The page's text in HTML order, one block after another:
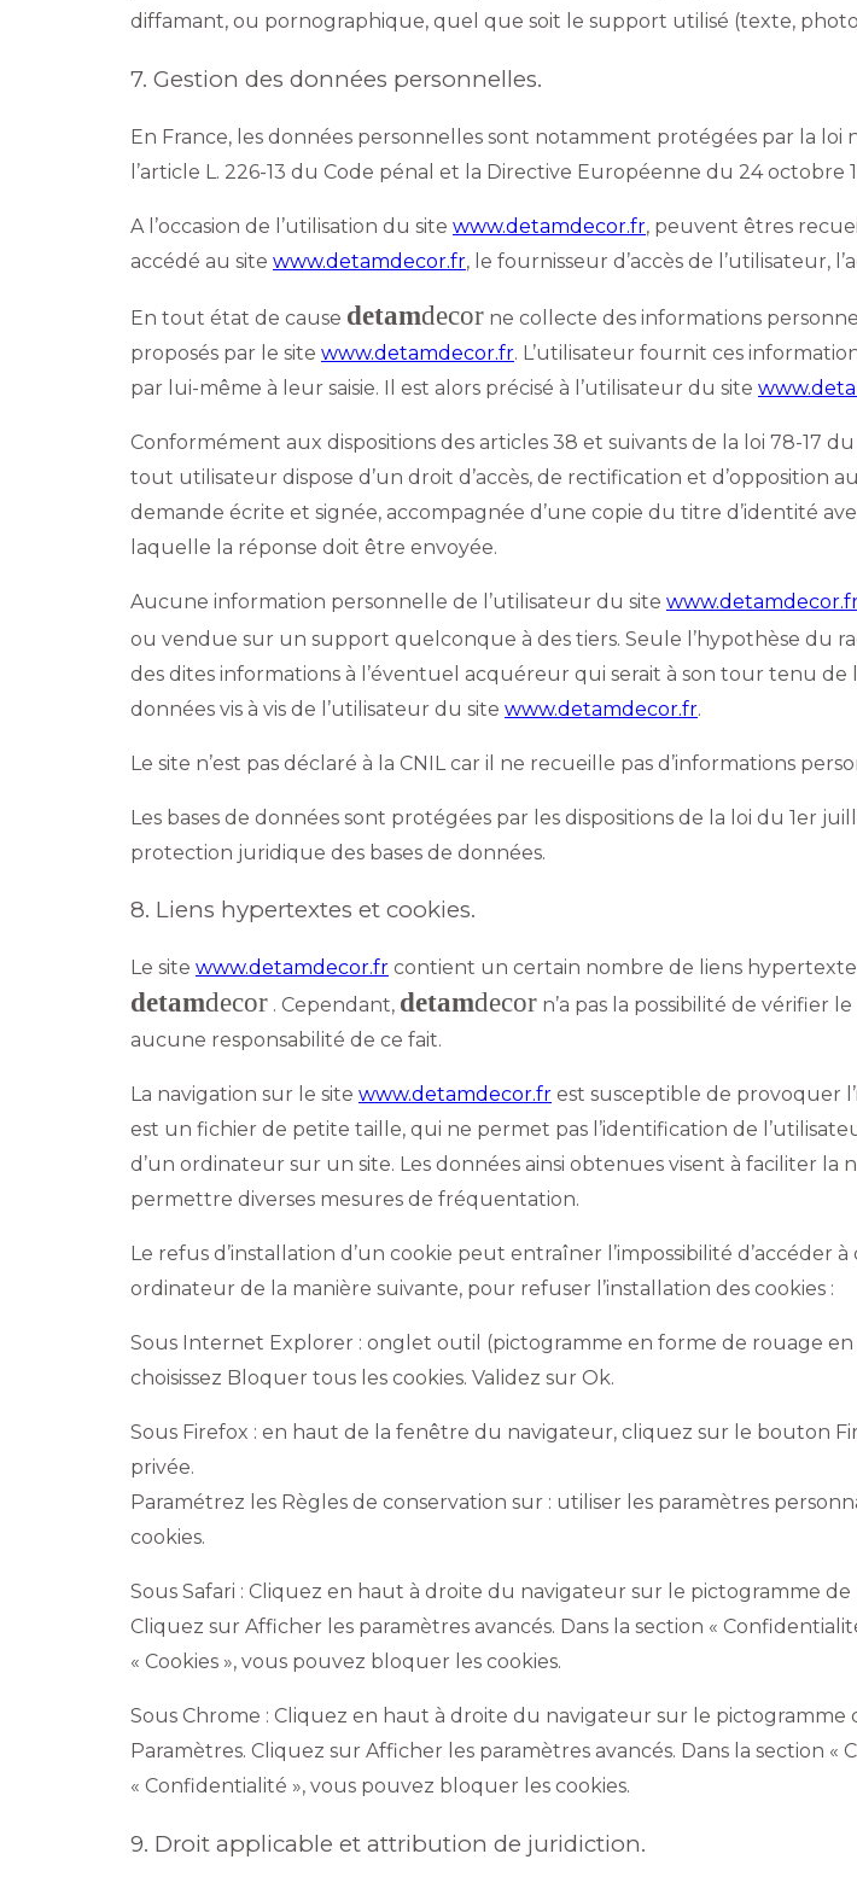
diffamant, ou pornographique, quel que soit le support utilisé (texte,
7. Gestion des données personnelles.
En France, les données personnelles sont notamment protégées par la loi
l’article L. 226-13 du Code pénal et la Directive Européenne du 24 octobre
A l’occasion de l’utilisation du site www.detamdecor.fr, peuvent êtres
accédé au site www.detamdecor.fr, le fournisseur d’accès de l’utilisateur,
En tout état de cause detamdecor ne collecte des informations
proposés par le site www.detamdecor.fr. L’utilisateur fournit ces
par lui-même à leur saisie. Il est alors précisé à l’utilisateur du site
Conformément aux dispositions des articles 38 et suivants de la loi 78-17
tout utilisateur dispose d’un droit d’accès, de rectification et d’opposition
demande écrite et signée, accompagnée d’une copie du titre d’identité
laquelle la réponse doit être envoyée.
Aucune information personnelle de l’utilisateur du site
ou vendue sur un support quelconque à des tiers. Seule l’hypothèse du
des dites informations à l’éventuel acquéreur qui serait à son tour tenu
données vis à vis de l’utilisateur du site www.detamdecor.fr.
Le site n’est pas déclaré à la CNIL car il ne recueille pas d’informations
Les bases de données sont protégées par les dispositions de la loi du 1er
protection juridique des bases de données.
8. Liens hypertextes et cookies.
Le site www.detamdecor.fr contient un certain nombre de liens
detamdecor . Cependant, detamdecor n’a pas la possibilité de vérifier
aucune responsabilité de ce fait.
La navigation sur le site www.detamdecor.fr est susceptible de provoquer
est un fichier de petite taille, qui ne permet pas l’identification de
d’un ordinateur sur un site. Les données ainsi obtenues visent à faciliter
permettre diverses mesures de fréquentation.
Le refus d’installation d’un cookie peut entraîner l’impossibilité
ordinateur de la manière suivante, pour refuser l’installation des cookies :
Sous Internet Explorer : onglet outil (pictogramme en forme de rouage
choisissez Bloquer tous les cookies. Validez sur Ok.
Sous Firefox : en haut de la fenêtre du navigateur, cliquez sur le bouton
privée.
Paramétrez les Règles de conservation sur : utiliser les paramètres
cookies.
Sous Safari : Cliquez en haut à droite du navigateur sur le pictogramme
Cliquez sur Afficher les paramètres avancés. Dans la section «
« Cookies », vous pouvez bloquer les cookies.
Sous Chrome : Cliquez en haut à droite du navigateur sur le
Paramètres. Cliquez sur Afficher les paramètres avancés. Dans la section
« Confidentialité », vous pouvez bloquer les cookies.
9. Droit applicable et attribution de juridiction.